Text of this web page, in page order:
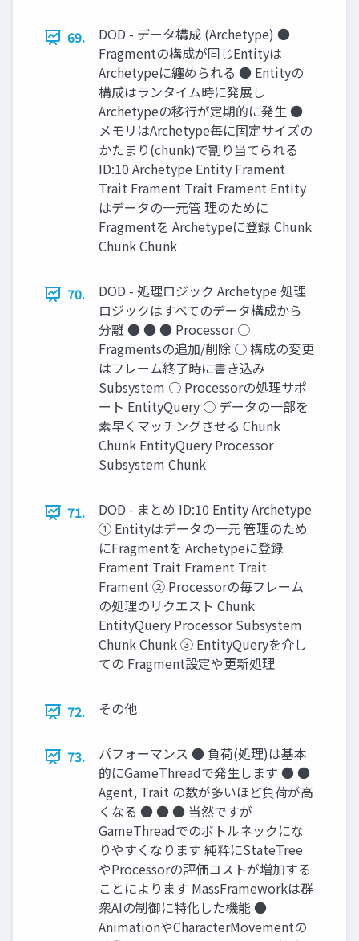
69.
DOD - データ構成 (Archetype) ●
Fragmentの構成が同じEntityは
Archetypeに纏められる ● Entityの
構成はランタイム時に発展し
Archetypeの移行が定期的に発生 ●
メモリはArchetype毎に固定サイズの
かたまり(chunk)で割り当てられる
ID:10 Archetype Entity Frament
Trait Frament Trait Frament Entity
はデータの一元管 理のために
Fragmentを Archetypeに登録 Chunk
Chunk Chunk
70.
DOD - 処理ロジック Archetype 処理
ロジックはすべてのデータ構成から
分離 ● ● ● Processor ○
Fragmentsの追加/削除 ○ 構成の変更
はフレーム終了時に書き込み
Subsystem ○ Processorの処理サポ
ート EntityQuery ○ データの一部を
素早くマッチングさせる Chunk
Chunk EntityQuery Processor
Subsystem Chunk
71.
DOD - まとめ ID:10 Entity Archetype
① Entityはデータの一元 管理のため
にFragmentを Archetypeに登録
Frament Trait Frament Trait
Frament ② Processorの毎フレーム
の処理のリクエスト Chunk
EntityQuery Processor Subsystem
Chunk Chunk ③ EntityQueryを介し
ての Fragment設定や更新処理
72. その他
73.
パフォーマンス ● 負荷(処理)は基本
的にGameThreadで発生します ● ●
Agent, Trait の数が多いほど負荷が高
くなる ● ● ● 当然ですが
GameThreadでのボトルネックにな
りやすくなります 純粋にStateTree
やProcessorの評価コストが増加する
ことによります MassFrameworkは群
衆AIの制御に特化した機能 ●
AnimationやCharacterMovementの